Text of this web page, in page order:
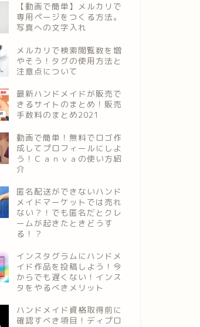
【動画で簡単】メルカリで
専用ページをつくる方法。
写真への文字入れ
メルカリで検索閲覧数を増
やそう！タグの使用方法と
注意点について
最新ハンドメイドが販売で
きるサイトのまとめ！販売
手数料のまとめ2021
動画で簡単！無料でロゴ作
成してプロフィールにしよ
う！Ｃａｎｖａの使い方紹
介
匿名配送ができないハンド
メイドマーケットでは売れ
ない？！でも匿名だとクレ
ームが起きたときどうす
る！？
インスタグラムにハンドメ
イド作品を投稿しよう！今
からでも遅くない！インス
タをやるべきメリット
ハンドメイド資格取得前に
確認すべき項目！ディプロ